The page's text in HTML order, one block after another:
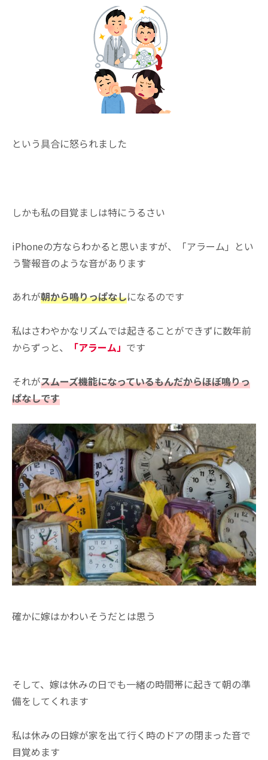
という具合に怒られました
しかも私の目覚ましは特にうるさい
iPhoneの方ならわかると思いますが、「アラーム」とい
う警報音のような音があります
あれが朝から鳴りっぱなしになるのです
私はさわやかなリズムでは起きることができずに数年前
からずっと、
「アラーム」 です
それがスムーズ機能になっているもんだからほぼ鳴りっ
ぱなしです
確かに嫁はかわいそうだとは思う
そして、嫁は休みの日でも一緒の時間帯に起きて朝の準
備をしてくれます
私は休みの日嫁が家を出て行く時のドアの閉まった音で
目覚めます